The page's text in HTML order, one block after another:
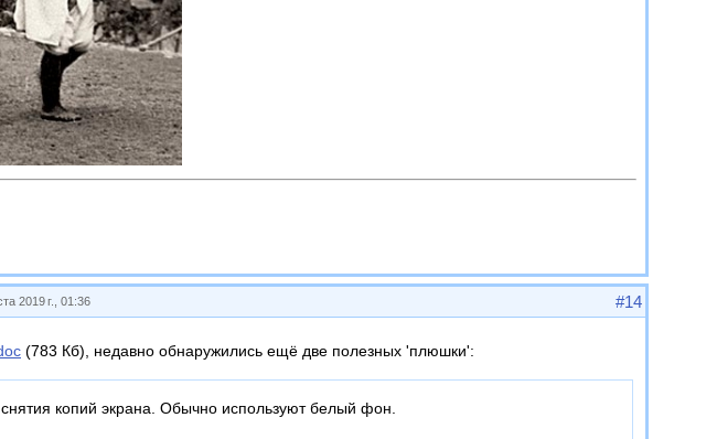
2019 г., 01:36 #14
(783 Кб), недавно обнаружились ещё две полезных 'плюшки':
копий экрана. Обычно используют белый фон.